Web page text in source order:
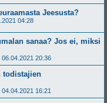
Jeesusta?
04:28
sanaa? Jos ei, miksi
06.04.2021 20:36
todistajien
04.04.2021 16:21